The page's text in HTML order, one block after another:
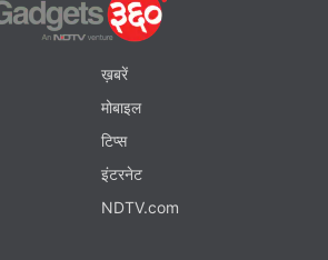
ख़बरें
मोबाइल
टिप्स
इंटरनेट
NDTV.com